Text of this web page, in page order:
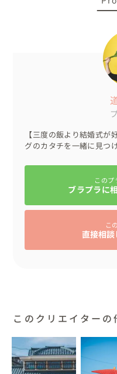
披露宴お開き後、ナイト
ご友人を中心に新たにゲ
ダンスパーティーをした
えてパーティーを行いま
ゲストからは「こんな
おふたりからは「このチ
と嬉しいお言葉をいただ
実は、今回のご縁で新婦
るのが楽しみです♡
・空間コーディネートに
・少人数で盛り上がるか
・北陸・中部・関西地方
方
【三度の飯より結婚式
グのカタチを一緒に見つ
このプ
ブラプラに
こ
直接相談
このクリエイターの